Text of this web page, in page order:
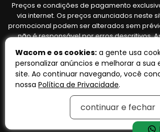
Preços e condições de pagamento
via internet. Os preços anunciados neste
promocional podem ser alterados sem
não é responsável por erros descritivos.
variar de acordo com o fornecedor/lote do
válidas até o término de nossos estoques.
análise e confirmação de
OpenK
Wacom e os cookies: a gente usa
personalizar anúncios e melhorar a sua
site. Ao continuar navegando, você
nossa Política de Privacidade.
continuar e fechar